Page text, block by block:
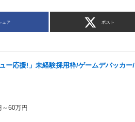
ェア ポスト
ュー応援!」未経験採用枠/ゲームデバッカー/
～60万円